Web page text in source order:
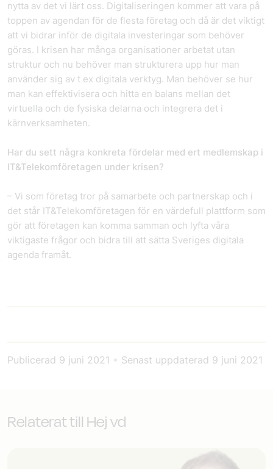
nytta av det vi lärt oss. Digitaliseringen kommer att vara på
toppen av agendan för de flesta företag och då är det viktigt
att vi bidrar inför de digitala investeringar som behöver
göras. I krisen har många organisationer arbetat utan
struktur och nu behöver man strukturera upp hur man
använder sig av t ex digitala verktyg. Man behöver se hur
man kan effektivisera och hitta en balans mellan det
virtuella och de fysiska delarna och integrera det i
kärnverksamheten.
Har du sett några konkreta fördelar med ert medlemskap i
IT&Telekomföretagen under krisen?
– Vi som företag tror på samarbete och partnerskap och i
det står IT&Telekomföretagen för en värdefull plattform som
gör att företagen kan komma samman och lyfta våra
viktigaste frågor och bidra till att sätta Sveriges digitala
agenda framåt.
Publicerad 9 juni 2021 • Senast uppdaterad 9 juni 2021
Relaterat till Hej vd